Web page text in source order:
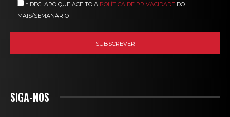
* DECLARO QUE ACEITO A POLÍTICA DE PRIVACIDADE DO
MAIS/SEMANÁRIO
SIGA-NOS